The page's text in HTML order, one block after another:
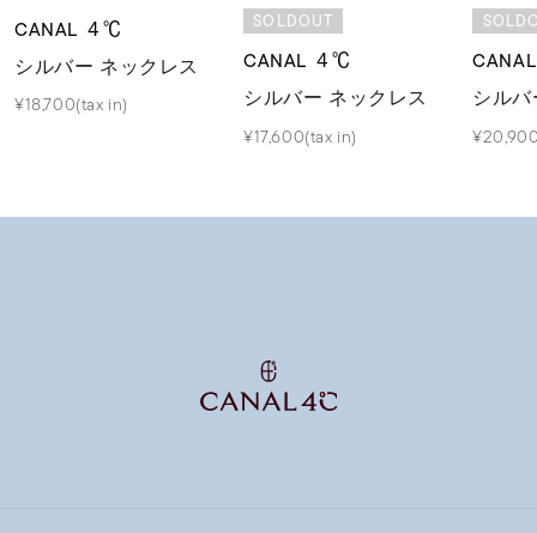
CANAL ４℃
シルバー ネックレス
¥18,700(tax in)
SOLDOUT
CANAL ４℃
シルバー ネックレス
¥17,600(tax in)
シル